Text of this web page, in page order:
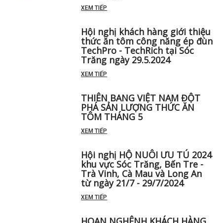
XEM TIẾP
Hội nghị khách hàng giới thiệu
thức ăn tôm công năng ép đùn
TechPro - TechRich tại Sóc
Trăng ngày 29.5.2024
XEM TIẾP
THIÊN BANG VIỆT NAM ĐỘT
PHÁ SẢN LƯỢNG THỨC ĂN
TÔM THÁNG 5 ️
XEM TIẾP
Hội nghị HỘ NUÔI ƯU TÚ 2024
khu vực Sóc Trăng, Bến Tre -
Trà Vinh, Cà Mau và Long An
từ ngày 21/7 - 29/7/2024
XEM TIẾP